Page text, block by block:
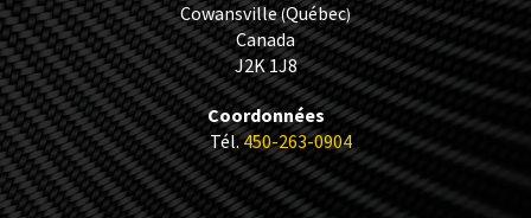
Cowansville(Québec)
Canada
J2K 1J8
Coordonnées
Tél.450-263-0904